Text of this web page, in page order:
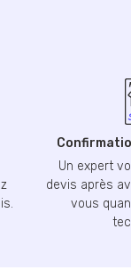
Un expert
devis après
vous